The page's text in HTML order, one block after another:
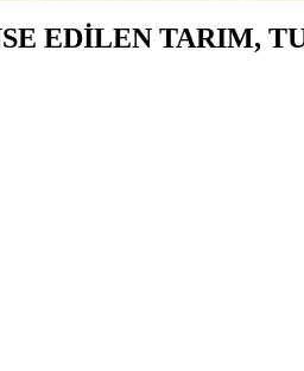
EDİLEN TARIM,